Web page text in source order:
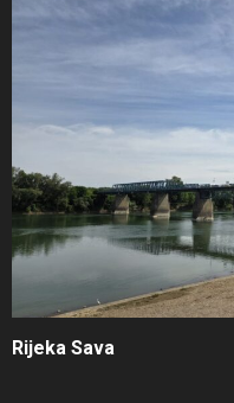
Rijeka Sava